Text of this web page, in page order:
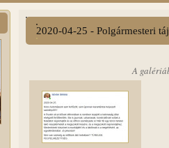
2020-04-25 - Polgármesteri
A